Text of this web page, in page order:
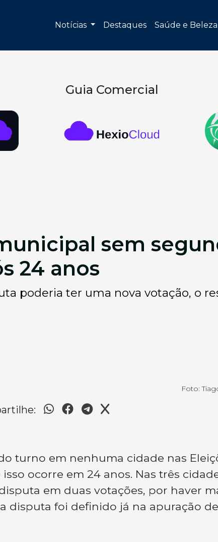
Notícias Destaques Saúde e Beleza
Guia Comercial
sem
24 anos
poderia ter uma nova votação, o
Foto:
turno em nenhuma cidade nas
ocorre em 24 anos. Nas três
em duas votações, por haver
disputa foi definido já na apuração